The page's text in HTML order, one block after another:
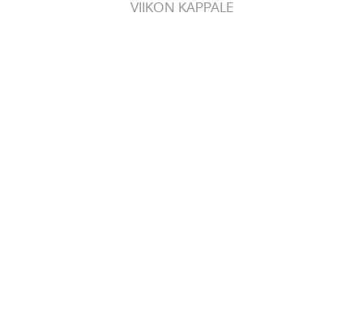
VIIKON KAPPALE